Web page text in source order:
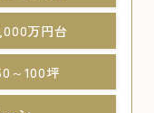
万円台
～100坪